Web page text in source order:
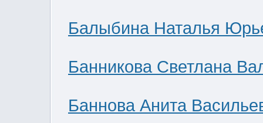
Балыбина Наталья
Банникова Светлана
Баннова Анита